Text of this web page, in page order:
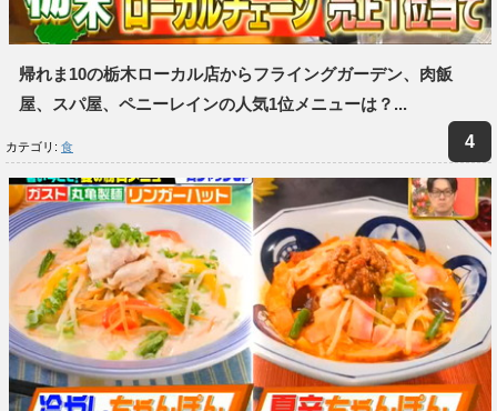
帰れま10の栃木ローカル店からフライングガーデン、肉飯
屋、スパ屋、ペニーレインの人気1位メニューは？...
カテゴリ: 食